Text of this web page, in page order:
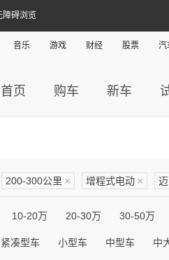
障碍浏览
音乐 游戏 财经 股票 汽
首页 购车 新车
200-300公里 × 增程式电动 ×
10-20万 20-30万 30-50万
紧凑型车 小型车 中型车 中